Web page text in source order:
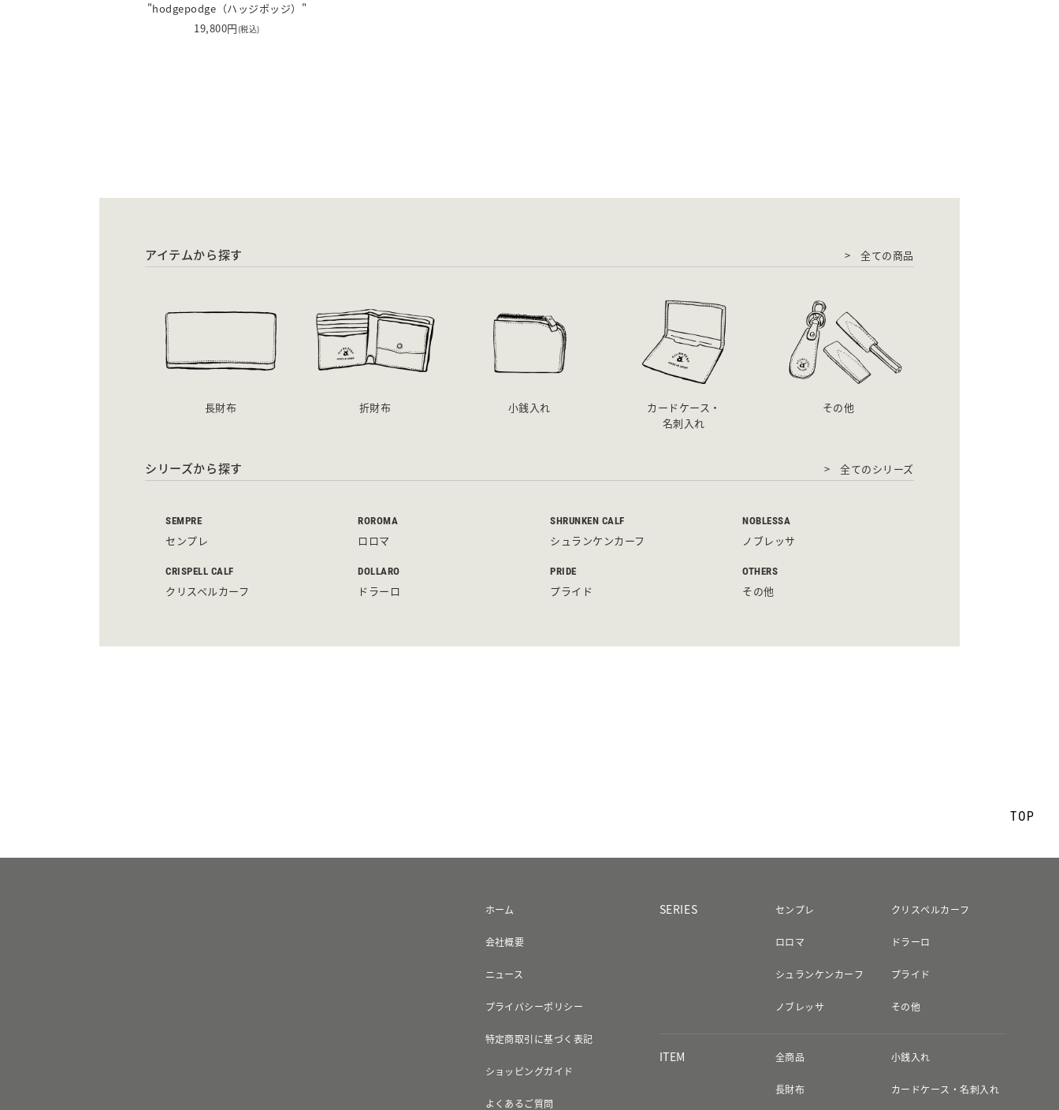
"hodgepodge（ハッジポッジ）"
19,800円 (税込)
アイテムから探す 全ての商品
長財布 折財布 小銭入れ
カードケース・
名刺入れ
その他
シリーズから探す 全てのシリーズ
SEMPRE
センプレ
ROROMA
ロロマ
SHRUNKEN CALF
シュランケンカーフ
NOBLESSA
ノブレッサ
CRISPELL CALF
クリスペルカーフ
DOLLARO
ドラーロ
PRIDE
プライド
OTHERS
その他
TOP
ホーム
会社概要
ニュース
プライバシーポリシー
特定商取引に基づく表記
ショッピングガイド
よくあるご質問
SERIES センプレ
ロロマ
シュランケンカーフ
ノブレッサ
クリスペルカーフ
ドラーロ
プライド
その他
ITEM 全商品
長財布
小銭入れ
カードケース・名刺入れ